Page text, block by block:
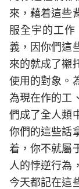
來，藉着這些
服全宇的工作
義，因你們這
來的就成了襯
使用的對象。
為現在作的工
們成了全人類
你們的這些話
着，你不就屬
人的悖逆行為
今天都記在這